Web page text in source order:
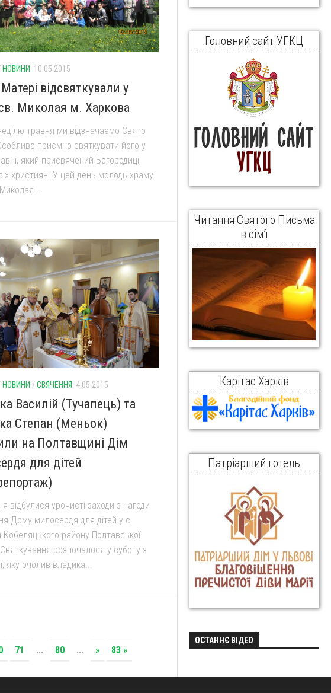
НОВИНИ 10.05.2015
відсвяткували у
Миколая м. Харкова
травня ми відзначаємо Свято
приємно святкувати його у
який присвячений Богородиці,
християн. У цей день молодь храму
НОВИНИ /СВЯЧЕННЯ 4.05.2015
Василій (Тучапець) та
Степан (Меньок)
на Полтавщині Дім
для дітей
відбулися урочисті заходи з нагоди
Дому милосердя для дітей у с.
району Полтавської
розпочалося у суботу з
яку очолив владика...
71 ... 80 ... » 83 »
Головний сайт УГКЦ
Читання Святого Письма
в сім’ї
Карітас Харків
Патріарший готель
ОСТАННЄ ВІДЕО